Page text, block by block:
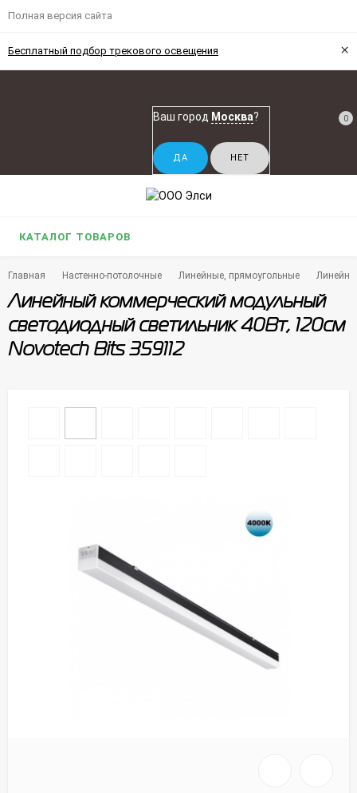
Полная версия сайта
Бесплатный подбор трекового освещения ×
Ваш город Москва? 0
КАТАЛОГ ТОВАРОВ
Главная Настенно-потолочные Линейные, прямоугольные
Линейный коммерческий модульный
светодиодный светильник 40Вт, 120см
Novotech Bits 359112